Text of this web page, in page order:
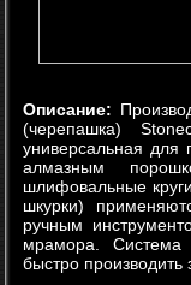
Описание:
(черепашка)
универсальная для
алмазным
шлифовальные
шкурки)
ручным
мрамора. Система
быстро производить